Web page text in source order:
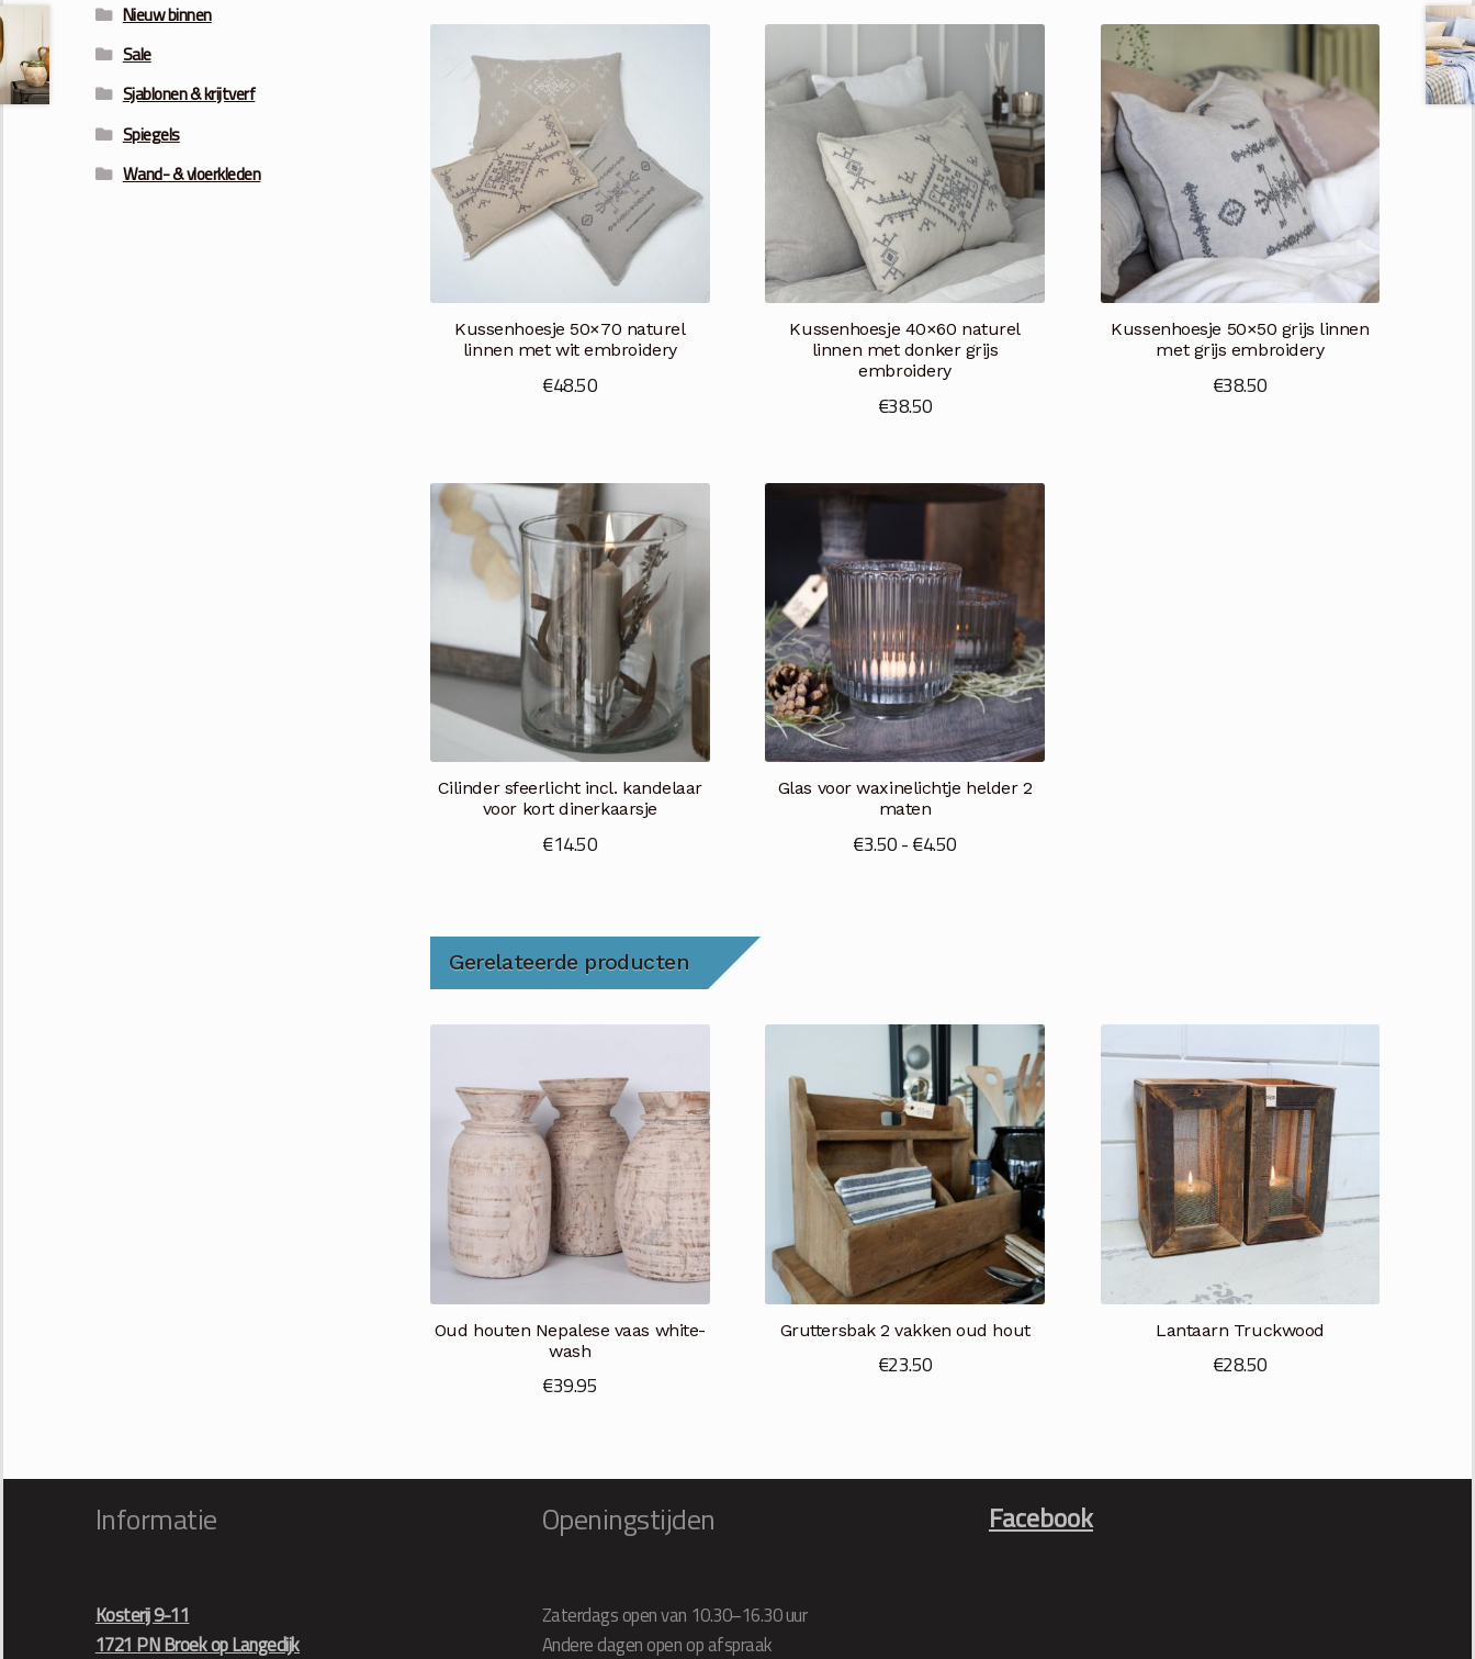
Kussenhoesje 50×70 naturel
linnen met wit embroidery
€48.50
Kussenhoesje 40×60 naturel
linnen met donker grijs
embroidery
€38.50
Kussenhoesje 50×50 grijs linnen
met grijs embroidery
€38.50
Cilinder sfeerlicht incl. kandelaar
voor kort dinerkaarsje
€14.50
Glas voor waxinelichtje helder 2
maten
€3.50-€4.50Prijsklasse:
Gerelateerde producten
Oud houten Nepalese vaas white-
wash
€39.95
Gruttersbak 2 vakken oud hout
€23.50
Lantaarn Truckwood
€28.50
Nieuw binnen
Sale
Sjablonen & krijtverf
Spiegels
Wand- & vloerkleden
Informatie
Kosterij 9-11
1721 PN Broek op Langedijk
Openingstijden
Zaterdags open van 10.30–16.30 uur
Andere dagen open op afspraak
Facebook